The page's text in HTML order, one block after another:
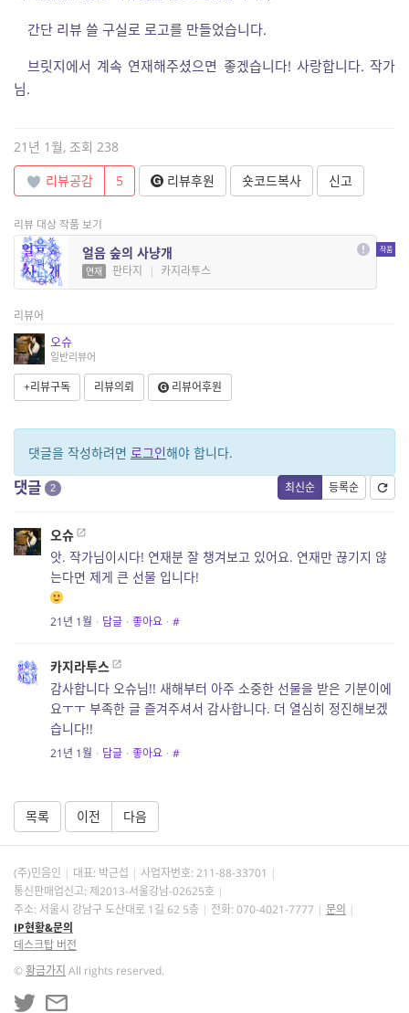
간단 리뷰 쓸 구실로 로고를 만들었습니다.
브릿지에서 계속 연재해주셨으면 좋겠습니다! 사랑합니다. 작가
님.
21년 1월, 조회 238
리뷰공감
5 리뷰후원 숏코드복사 신고
리뷰 대상 작품 보기
얼음 숲의 사냥개
연재 판타지 | 카지라투스
리뷰어
오슈
일반리뷰어
+리뷰구독 리뷰의뢰 리뷰어후원
댓글을 작성하려면 로그인해야 합니다.
최신순 등록순
댓글 2
오슈
앗. 작가님이시다! 연재분 잘 챙겨보고 있어요. 연재만 끊기지 않
는다면 제게 큰 선물 입니다!
21년 1월 · 답글 · 좋아요 · #
카지라투스
감사합니다 오슈님!! 새해부터 아주 소중한 선물을 받은 기분이에
요ㅜㅜ 부족한 글 즐겨주셔서 감사합니다. 더 열심히 정진해보겠
습니다!!
21년 1월 · 답글 · 좋아요 · #
목록 이전 다음
(주)민음인 대표: 박근섭 사업자번호: 211-88-33701
통신판매업신고: 제2013-서울강남-02625호
주소: 서울시 강남구 도산대로 1길 62 5층
전화: 070-4021-7777
문의
IP현황&문의
데스크탑 버전
©황금가지 All rights reserved.